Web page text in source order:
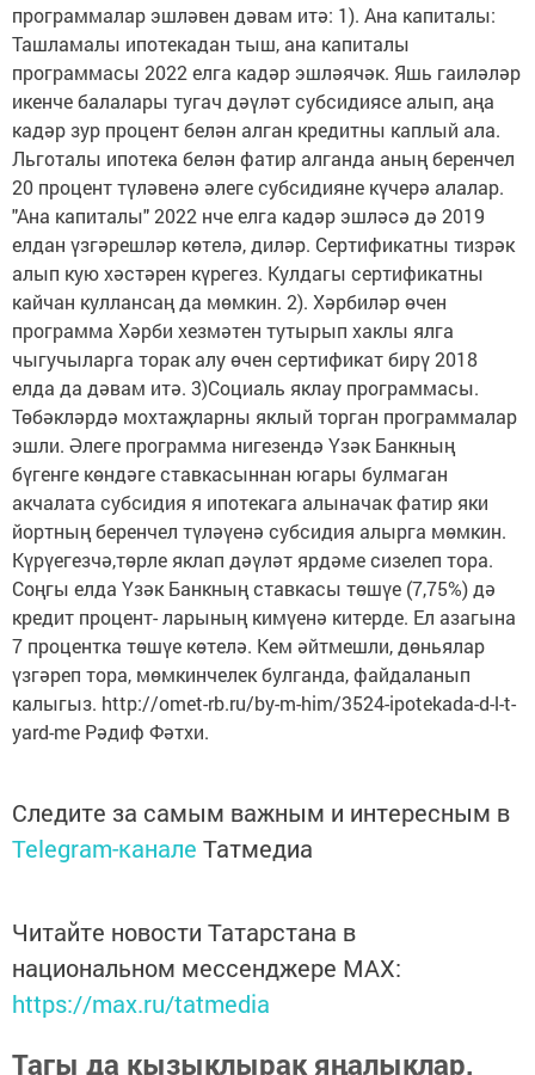
программалар эшләвен дәвам итә: 1). Ана капиталы:
Ташламалы ипотекадан тыш, ана капиталы
программасы 2022 елга кадәр эшләячәк. Яшь гаиләләр
икенче балалары тугач дәүләт субсидиясе алып, аңа
кадәр зур процент белән алган кредитны каплый ала.
Льготалы ипотека белән фатир алганда аның беренчел
20 процент түләвенә әлеге субсидияне күчерә алалар.
"Ана капиталы" 2022 нче елга кадәр эшләсә дә 2019
елдан үзгәрешләр көтелә, диләр. Сертификатны тизрәк
алып кую хәстәрен күрегез. Кулдагы сертификатны
кайчан куллансаң да мөмкин. 2). Хәрбиләр өчен
программа Хәрби хезмәтен тутырып хаклы ялга
чыгучыларга торак алу өчен сертификат бирү 2018
елда да дәвам итә. 3)Социаль яклау программасы.
Төбәкләрдә мохтаҗларны яклый торган программалар
эшли. Әлеге программа нигезендә Үзәк Банкның
бүгенге көндәге ставкасыннан югары булмаган
акчалата субсидия я ипотекага алыначак фатир яки
йортның беренчел түләүенә субсидия алырга мөмкин.
Күрүегезчә,төрле яклап дәүләт ярдәме сизелеп тора.
Соңгы елда Үзәк Банкның ставкасы төшүе (7,75%) дә
кредит процент- ларының кимүенә китерде. Ел азагына
7 процентка төшүе көтелә. Кем әйтмешли, дөньялар
үзгәреп тора, мөмкинчелек булганда, файдаланып
калыгыз. http://omet-rb.ru/by-m-him/3524-ipotekada-d-l-t-
yard-me Рәдиф Фәтхи.
Следите за самым важным и интересным в
Telegram-канале Татмедиа
Читайте новости Татарстана в
национальном мессенджере MАХ:
https://max.ru/tatmedia
Тагы да кызыклырак яңалыклар,